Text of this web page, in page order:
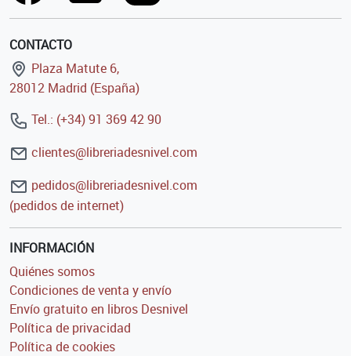
CONTACTO
Plaza Matute 6,
28012 Madrid (España)
Tel.: (+34) 91 369 42 90
clientes@libreriadesnivel.com
pedidos@libreriadesnivel.com
(pedidos de internet)
INFORMACIÓN
Quiénes somos
Condiciones de venta y envío
Envío gratuito en libros Desnivel
Política de privacidad
Política de cookies